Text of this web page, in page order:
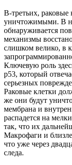
В-третьих, раковые
уничтожимыми. В
обнаруживается
механизмы
слишком велико, в
Ключевую роль
р53, который
серьезных
Раковые клетки
же они будут
мембрана и
распадется на
так, что их
Макрофаги и
что уже через
следа.